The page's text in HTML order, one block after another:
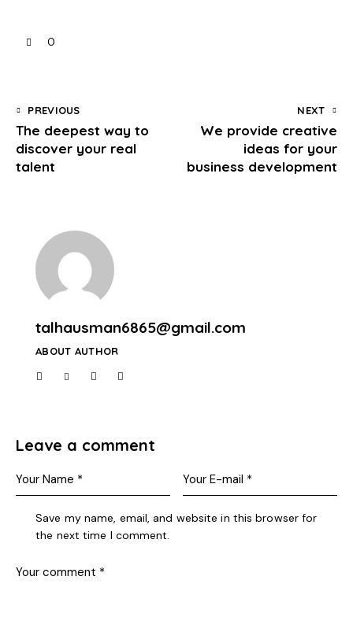
0
PREVIOUS
The deepest way to
discover your real
talent
NEXT
We provide creative
ideas for your
business development
talhausman6865@gmail.com
ABOUT AUTHOR
Leave a comment
Save my name, email, and website in this browser for
the next time I comment.